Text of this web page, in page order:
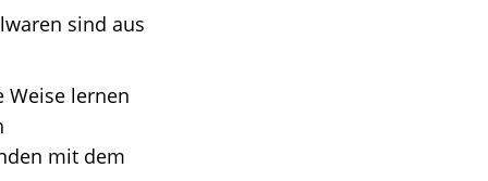
sind aus
Weise lernen
mit dem